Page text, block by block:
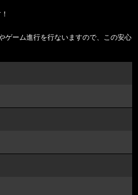
ゲーム進行を行ないますので、この安心